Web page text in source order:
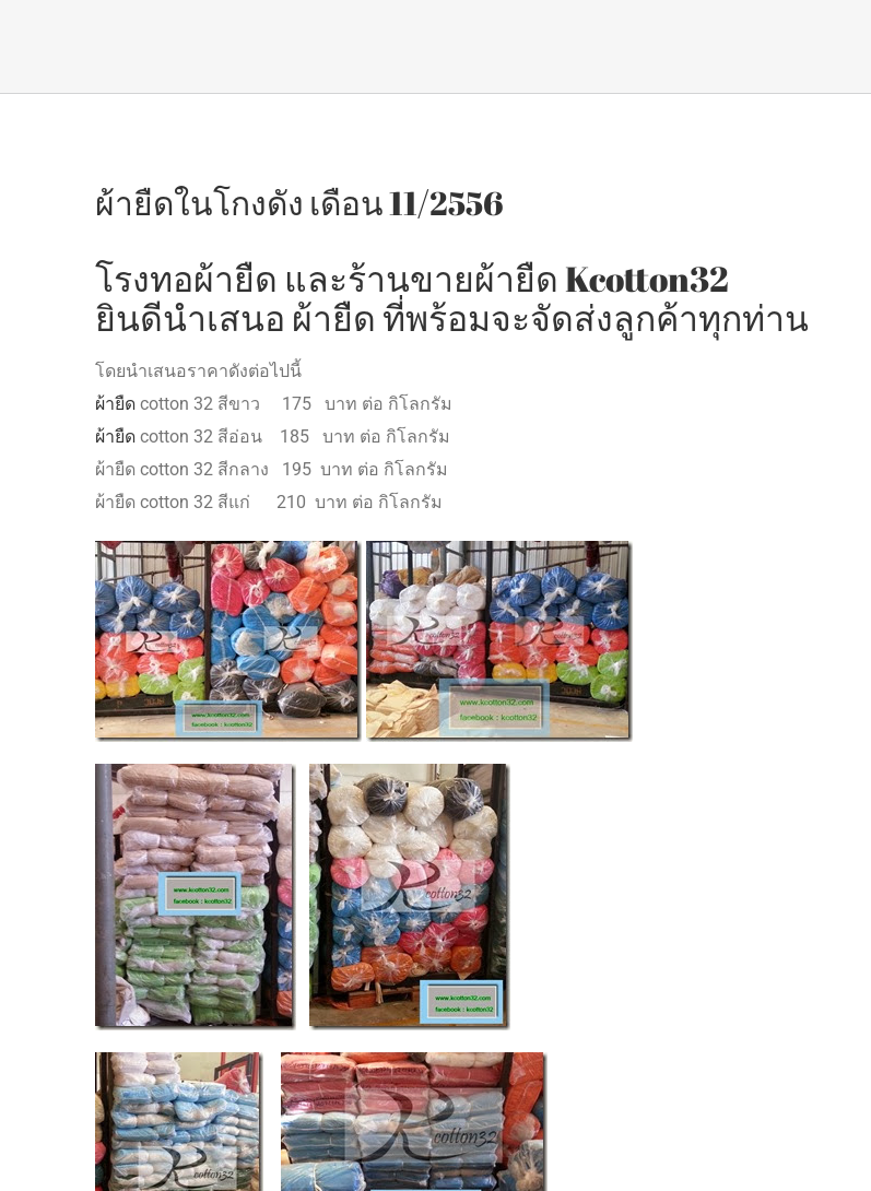
ผ้ายืดในโกงดัง เดือน 11/2556
โรงทอผ้ายืด และร้านขายผ้ายืด Kcotton32
ยินดีนำเสนอ ผ้ายืด ที่พร้อมจะจัดส่งลูกค้าทุกท่าน
โดยนำเสนอราคาดังต่อไปนี้
ผ้ายืด cotton 32 สีขาว 175 บาท ต่อ กิโลกรัม
ผ้ายืด cotton 32 สีอ่อน 185 บาท ต่อ กิโลกรัม
ผ้ายืด cotton 32 สีกลาง 195 บาท ต่อ กิโลกรัม
ผ้ายืด cotton 32 สีแก่ 210 บาท ต่อ กิโลกรัม